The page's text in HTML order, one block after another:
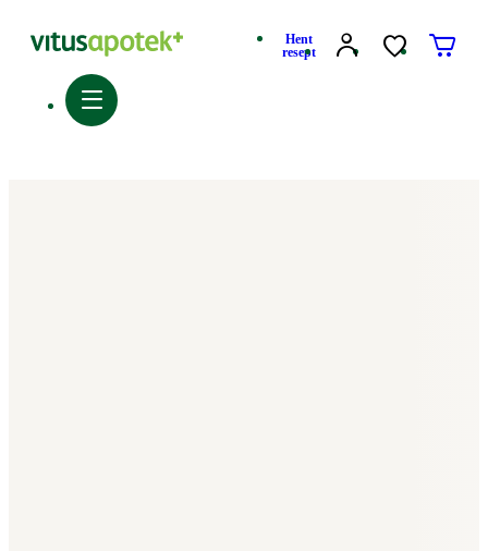
Hent
resept